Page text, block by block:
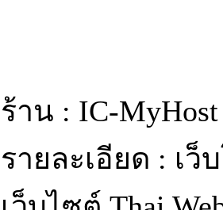
ร้าน : IC-MyHost
รายละเอียด : เ